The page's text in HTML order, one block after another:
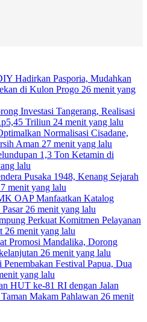
Hadirkan Pasporia, Mudahkan
di Kulon Progo 26 menit yang
Investasi Tangerang, Realisasi
Triliun 24 menit yang lalu
Normalisasi Cisadane,
Aman 27 menit yang lalu
1,3 Ton Ketamin di
lalu
Pusaka 1948, Kenang Sejarah
menit yang lalu
OAP Manfaatkan Katalog
26 menit yang lalu
Perkuat Komitmen Pelayanan
26 menit yang lalu
Promosi Mandalika, Dorong
26 menit yang lalu
Festival Papua, Dua
yang lalu
HUT ke-81 RI dengan Jalan
Makam Pahlawan 26 menit